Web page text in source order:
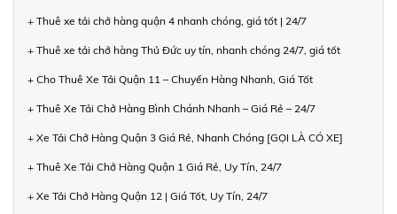
+ Thuê xe tải chở hàng quận 4 nhanh chóng, giá tốt | 24/7
+ Thuê xe tải chở hàng Thủ Đức uy tín, nhanh chóng 24/7, giá tốt
+ Cho Thuê Xe Tải Quận 11 – Chuyển Hàng Nhanh, Giá Tốt
+ Thuê Xe Tải Chở Hàng Bình Chánh Nhanh – Giá Rẻ – 24/7
+ Xe Tải Chở Hàng Quận 3 Giá Rẻ, Nhanh Chóng [GỌI LÀ CÓ XE]
+ Thuê Xe Tải Chở Hàng Quận 1 Giá Rẻ, Uy Tín, 24/7
+ Xe Tải Chở Hàng Quận 12 | Giá Tốt, Uy Tín, 24/7